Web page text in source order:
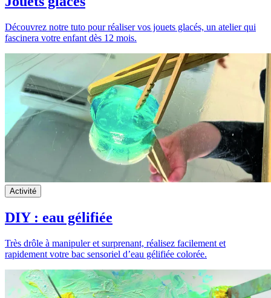
Découvrez notre tuto pour réaliser vos jouets glacés, un atelier qui
fascinera votre enfant dès 12 mois.
Activité
DIY : eau gélifiée
Très drôle à manipuler et surprenant, réalisez facilement et
rapidement votre bac sensoriel d’eau gélifiée colorée.